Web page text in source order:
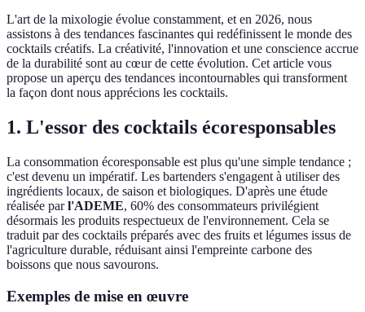
L'art de la mixologie évolue constamment, et en 2026, nous
assistons à des tendances fascinantes qui redéfinissent le monde des
cocktails créatifs. La créativité, l'innovation et une conscience accrue
de la durabilité sont au cœur de cette évolution. Cet article vous
propose un aperçu des tendances incontournables qui transforment
la façon dont nous apprécions les cocktails.
1. L'essor des cocktails écoresponsables
La consommation écoresponsable est plus qu'une simple tendance ;
c'est devenu un impératif. Les bartenders s'engagent à utiliser des
ingrédients locaux, de saison et biologiques. D'après une étude
réalisée parl'ADEME, 60% des consommateurs privilégient
désormais les produits respectueux de l'environnement. Cela se
traduit par des cocktails préparés avec des fruits et légumes issus de
l'agriculture durable, réduisant ainsi l'empreinte carbone des
boissons que nous savourons.
Exemples de mise en œuvre